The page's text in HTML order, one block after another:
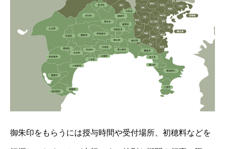
御朱印をもらうには授与時間や受付場所、初穂料などを